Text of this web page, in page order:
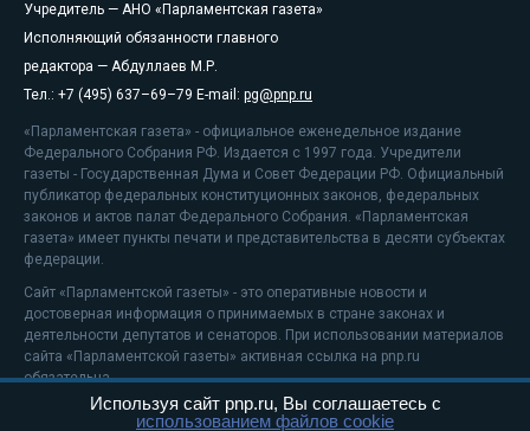
Учредитель — АНО «Парламентская газета»
Исполняющий обязанности главного
редактора — Абдуллаев М.Р.
Тел.: +7 (495) 637–69–79 E-mail: pg@pnp.ru
«Парламентская газета» - официальное еженедельное издание
Федерального Собрания РФ. Издается с 1997 года. Учредители
газеты - Государственная Дума и Совет Федерации РФ. Официальный
публикатор федеральных конституционных законов, федеральных
законов и актов палат Федерального Собрания. «Парламентская
газета» имеет пункты печати и представительства в десяти субъектах
федерации.
Сайт «Парламентской газеты» - это оперативные новости и
достоверная информация о принимаемых в стране законах и
деятельности депутатов и сенаторов. При использовании материалов
сайта «Парламентской газеты» активная ссылка на pnp.ru
обязательна.
На информационном ресурсе применяютсярекомендательные
Используя сайт pnp.ru, Вы соглашаетесь с
использованием файлов cookie